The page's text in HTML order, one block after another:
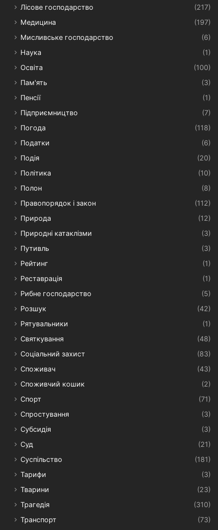
Лісове господарство
(217)
Медицина
(197)
Мисливське господарство
(6)
Наука
(1)
Освіта
(100)
Пам'ять
(3)
Пенсії
(1)
Підприємництво
(7)
Погода
(118)
Податки
(6)
Подія
(20)
Політика
(10)
Полон
(8)
Правопорядок і закон
(112)
Природа
(12)
Природні катаклізми
(3)
Путивль
(3)
Рейтинг
(1)
Реставрація
(1)
Рибне господарство
(5)
Розшук
(42)
Рятувальники
(1)
Святкування
(48)
Соціальний захист
(83)
Споживач
(43)
Споживчий кошик
(2)
Спорт
(71)
Спростування
(3)
Субсидія
(3)
Суд
(21)
Суспільство
(181)
Тарифи
(3)
Тварини
(23)
Трагедія
(310)
Транспорт
(73)